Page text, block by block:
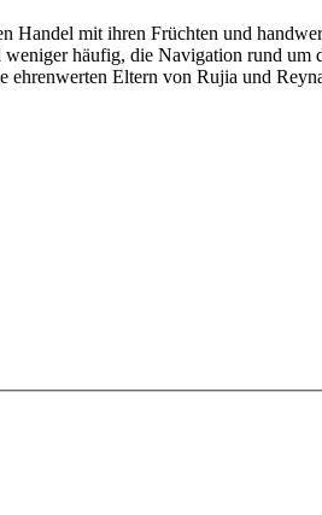
mit ihren Früchten und
häufig, die Navigation rund
Eltern von Rujia und